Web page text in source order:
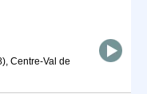
Centre-Val de